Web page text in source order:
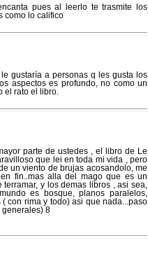
pues al leerlo te trasmite los
como lo califico
gustaría a personas q les gusta los
aspectos es profundo, no como un
el rato el libro.
parte de ustedes , el libro de Le
que lei en toda mi vida , pero
un viento de brujas acosandolo, me
fin..mas alla del mago que es un
y los demas libros , asi sea,
es bosque, planos paralelos,
con rima y todo) asi que nada...paso
generales) 8